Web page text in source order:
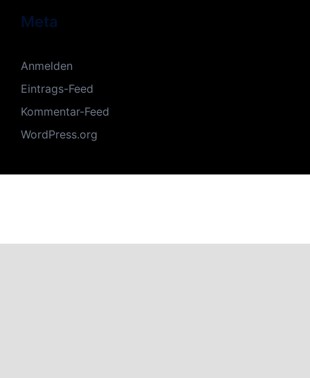
Meta
Anmelden
Eintrags-Feed
Kommentar-Feed
WordPress.org